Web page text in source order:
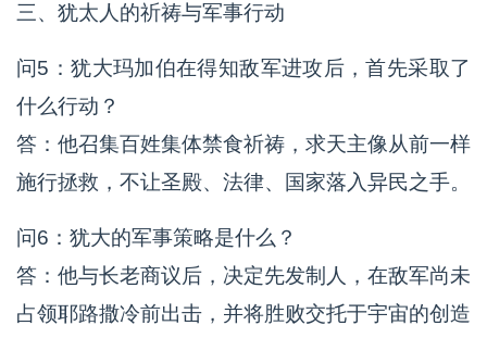
三、犹太人的祈祷与军事行动
问5：犹大玛加伯在得知敌军进攻后，首先采取了
什么行动？
答：他召集百姓集体禁食祈祷，求天主像从前一样
施行拯救，不让圣殿、法律、国家落入异民之手。
问6：犹大的军事策略是什么？
答：他与长老商议后，决定先发制人，在敌军尚未
占领耶路撒冷前出击，并将胜败交托于宇宙的创造